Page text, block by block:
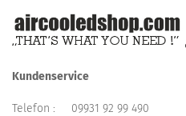
Kundenservice
Telefon : 09931 92 99 490